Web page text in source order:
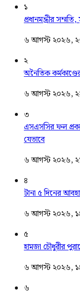
১
প্রধানমন্ত্রীর
৬ আগস্ট ২০২৬,
২
অনৈতিক
৬ আগস্ট ২০২৬,
৩
এসএসসির ফল
যেভাবে
৬ আগস্ট ২০২৬,
৪
টানা ৫ দিনের
৬ আগস্ট ২০২৬,
৫
হামজা চৌধুরীর
৬ আগস্ট ২০২৬,
৬